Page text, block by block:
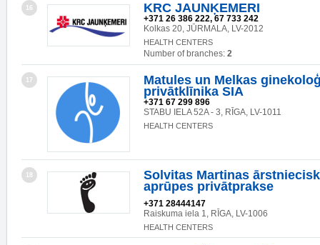
16 KRC JAUNĶEMERI
+371 26 386 222, 67 733 242
Kolkas 20, JŪRMALA, LV-2012
HEALTH CENTERS
Number of branches: 2
17
Matules un Melkas
privātklīnika SIA
+371 67 299 896
STABU IELA 52A - 3, RĪGA, LV-1011
HEALTH CENTERS
18
Solvitas Martinas
aprūpes privātprakse
+371 28444147
Raiskuma iela 1, RĪGA, LV-1006
HEALTH CENTERS